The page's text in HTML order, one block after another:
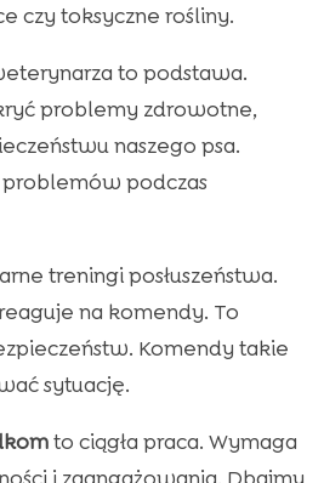
czy toksyczne rośliny.
to podstawa.
problemy zdrowotne,
naszego psa.
podczas
treningi posłuszeństwa.
na komendy. To
Komendy takie
sytuację.
to ciągła praca. Wymaga